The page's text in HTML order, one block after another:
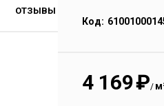
ОТЗЫВЫ
Код:
4 169₽/